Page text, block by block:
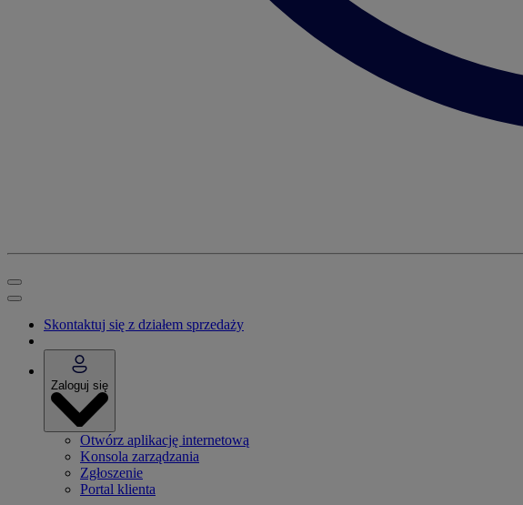
Skontaktuj się z działem sprzedaży
Zaloguj się
Otwórz aplikację internetową
Konsola zarządzania
Zgłoszenie
Portal klienta